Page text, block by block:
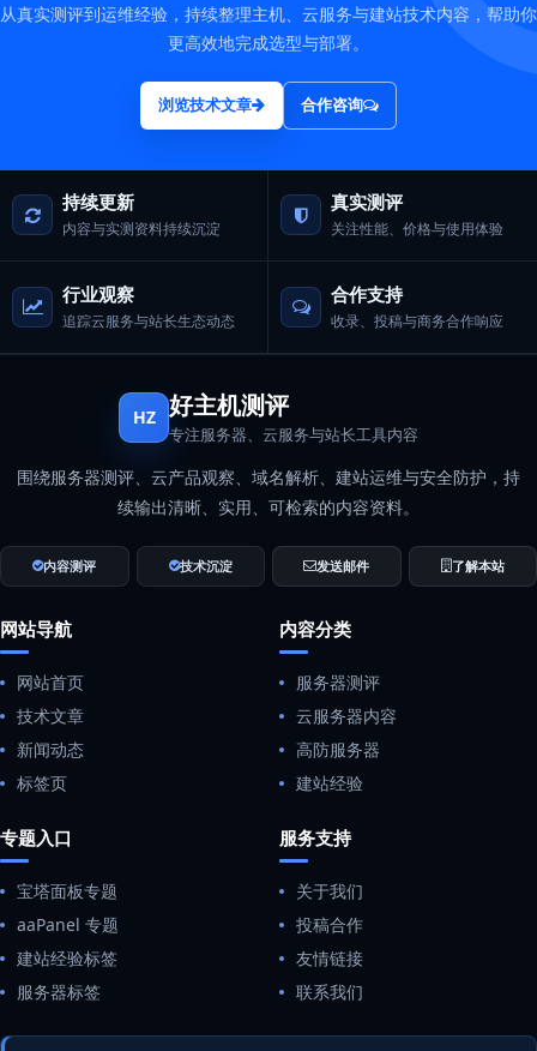
从真实测评到运维经验，持续整理主机、云服务与建站技术内容，帮助你
更高效地完成选型与部署。
浏览技术文章 合作咨询
持续更新
内容与实测资料持续沉淀
真实测评
关注性能、价格与使用体验
行业观察
追踪云服务与站长生态动态
合作支持
收录、投稿与商务合作响应
HZ 好主机测评
专注服务器、云服务与站长工具内容
围绕服务器测评、云产品观察、域名解析、建站运维与安全防护，持
续输出清晰、实用、可检索的内容资料。
内容测评 技术沉淀 发送邮件 了解本站
网站导航
网站首页
技术文章
新闻动态
标签页
内容分类
服务器测评
云服务器内容
高防服务器
建站经验
专题入口
宝塔面板专题
aaPanel 专题
建站经验标签
服务器标签
服务支持
关于我们
投稿合作
友情链接
联系我们